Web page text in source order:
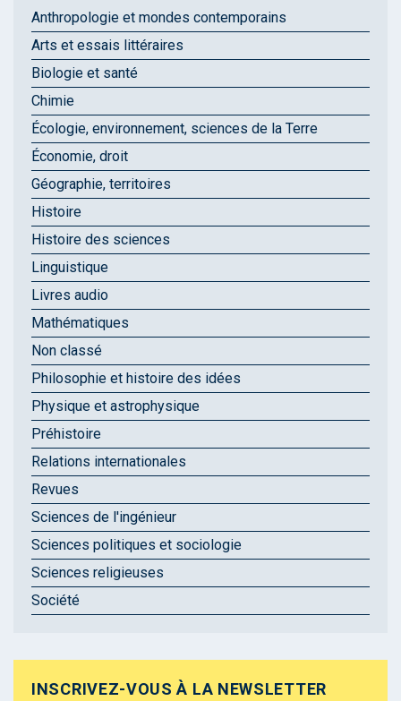
Anthropologie et mondes contemporains
Arts et essais littéraires
Biologie et santé
Chimie
Écologie, environnement, sciences de la Terre
Économie, droit
Géographie, territoires
Histoire
Histoire des sciences
Linguistique
Livres audio
Mathématiques
Non classé
Philosophie et histoire des idées
Physique et astrophysique
Préhistoire
Relations internationales
Revues
Sciences de l'ingénieur
Sciences politiques et sociologie
Sciences religieuses
Société
INSCRIVEZ-VOUS À LA NEWSLETTER